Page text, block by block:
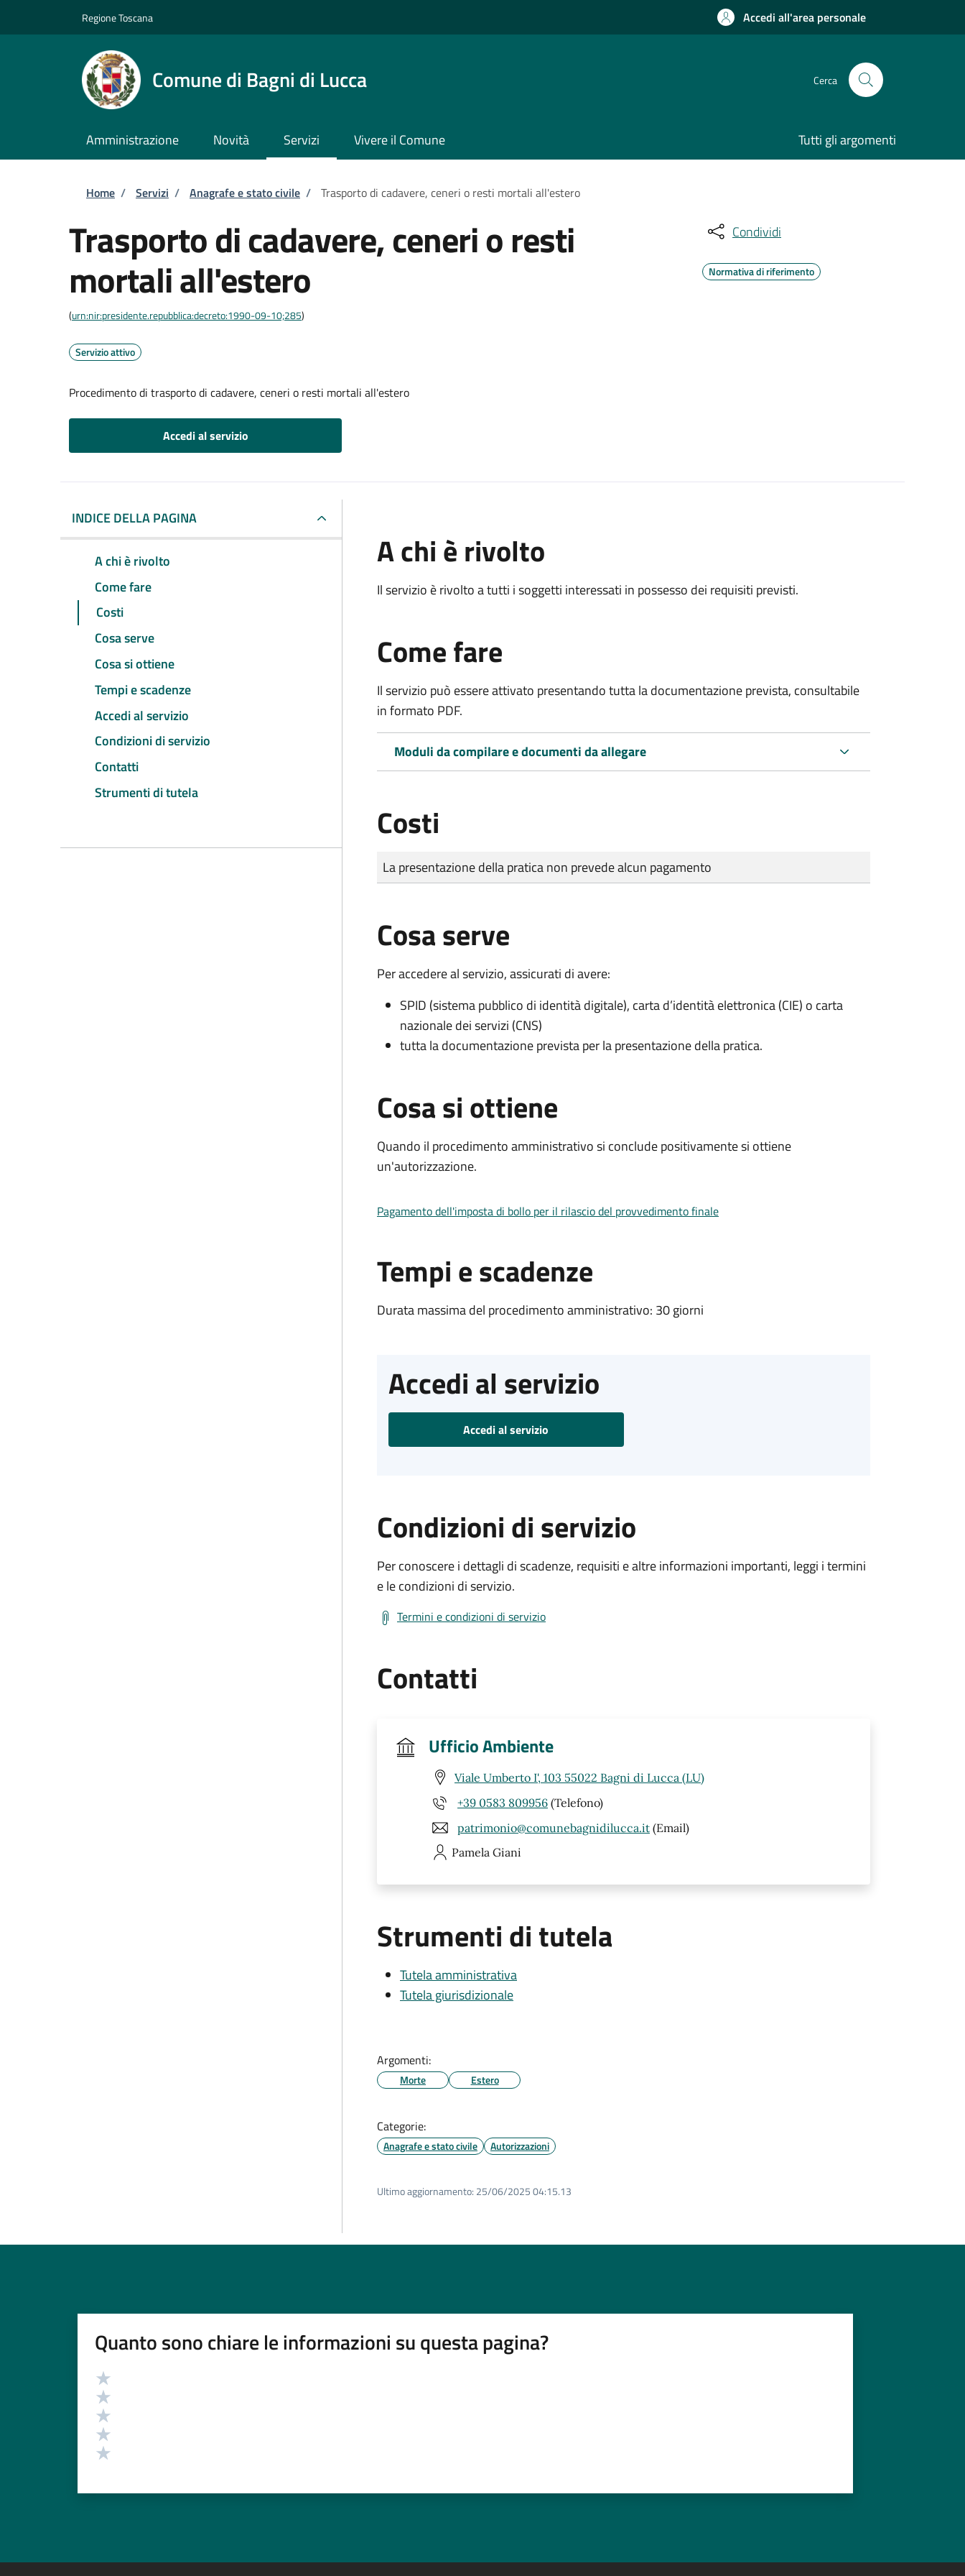
Regione Toscana Accedi all'area personale
Comune di Bagni di Lucca Cerca
Amministrazione Novità Servizi Vivere il Comune Tutti gli argomenti
Briciole di pane
Home / Servizi / Anagrafe e stato civile / Trasporto di cadavere, ceneri o resti mortali all'estero
Trasporto di cadavere, ceneri o resti
mortali all'estero
(urn:nir:presidente.repubblica:decreto:1990-09-10;285)
Servizio attivo
Procedimento di trasporto di cadavere, ceneri o resti mortali all'estero
Accedi al servizio
Condividi
Normativa di riferimento
INDICE DELLA PAGINA
A chi è rivolto
Come fare
Costi
Cosa serve
Cosa si ottiene
Tempi e scadenze
Accedi al servizio
Condizioni di servizio
Contatti
Strumenti di tutela
A chi è rivolto
Il servizio è rivolto a tutti i soggetti interessati in possesso dei requisiti previsti.
Come fare
Il servizio può essere attivato presentando tutta la documentazione prevista, consultabile
in formato PDF.
Moduli da compilare e documenti da allegare
Costi
Tipo di pagamento
Importo
La presentazione della pratica non prevede alcun pagamento
Cosa serve
Per accedere al servizio, assicurati di avere:
SPID (sistema pubblico di identità digitale), carta d’identità elettronica (CIE) o carta
nazionale dei servizi (CNS)
tutta la documentazione prevista per la presentazione della pratica.
Cosa si ottiene
Quando il procedimento amministrativo si conclude positivamente si ottiene
un'autorizzazione.
Pagamento dell'imposta di bollo per il rilascio del provvedimento finale
Tempi e scadenze
Durata massima del procedimento amministrativo: 30 giorni
Accedi al servizio
Accedi al servizio
Condizioni di servizio
Per conoscere i dettagli di scadenze, requisiti e altre informazioni importanti, leggi i termini
e le condizioni di servizio.
Termini e condizioni di servizio
Contatti
Ufficio Ambiente
Viale Umberto I', 103 55022 Bagni di Lucca (LU)
+39 0583 809956 (Telefono)
patrimonio@comunebagnidilucca.it (Email)
Pamela Giani
Strumenti di tutela
Tutela amministrativa
Tutela giurisdizionale
Argomenti:
Morte Estero
Categorie:
Anagrafe e stato civile Autorizzazioni
Ultimo aggiornamento: 25/06/2025 04:15.13
Quanto sono chiare le informazioni su questa pagina?
Valutazione